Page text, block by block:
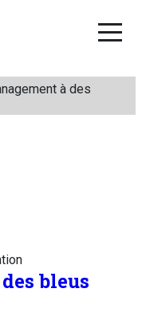
à des
bleus